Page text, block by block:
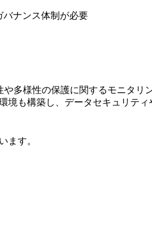
ナンス体制が必要
や多様性の保護に関するモニタリ
も構築し、データセキュリテ
ます。